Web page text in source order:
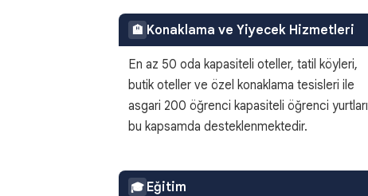
🏨 Konaklama ve Yiyecek Hizmetleri
En az 50 oda kapasiteli oteller, tatil köyleri,
butik oteller ve özel konaklama tesisleri ile
asgari 200 öğrenci kapasiteli öğrenci yurtları
bu kapsamda desteklenmektedir.
🎓 Eğitim